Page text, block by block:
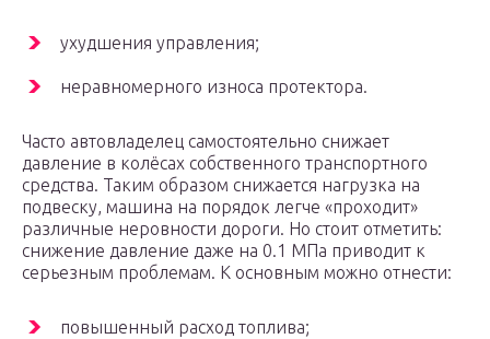
ухудшения управления;
неравномерного износа протектора.
Часто автовладелец самостоятельно снижает
давление в колёсах собственного транспортного
средства. Таким образом снижается нагрузка на
подвеску, машина на порядок легче «проходит»
различные неровности дороги. Но стоит отметить:
снижение давление даже на 0.1 МПа приводит к
серьезным проблемам. К основным можно отнести:
повышенный расход топлива;